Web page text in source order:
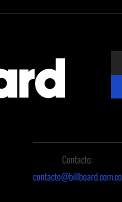
Contacto:
contacto@billboard.com.co